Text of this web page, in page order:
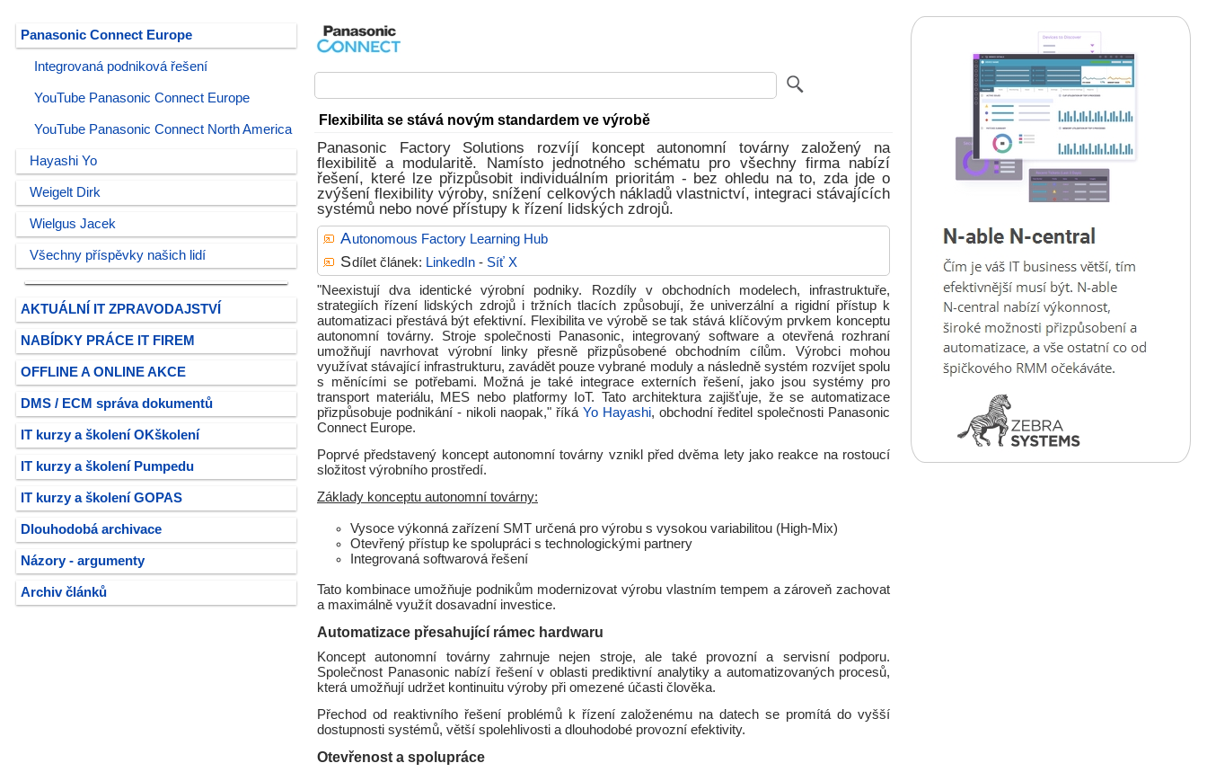
Panasonic Connect Europe
Integrovaná podniková řešení
YouTube Panasonic Connect Europe
YouTube Panasonic Connect North America
Hayashi Yo
Weigelt Dirk
Wielgus Jacek
Všechny příspěvky našich lidí
AKTUÁLNÍ IT ZPRAVODAJSTVÍ
NABÍDKY PRÁCE IT FIREM
OFFLINE A ONLINE AKCE
DMS / ECM správa dokumentů
IT kurzy a školení OKškolení
IT kurzy a školení Pumpedu
IT kurzy a školení GOPAS
Dlouhodobá archivace
Názory - argumenty
Archiv článků
Flexibilita se stává novým standardem ve výrobě
Panasonic Factory Solutions rozvíjí koncept autonomní továrny založený na
flexibilitě a modularitě. Namísto jednotného schématu pro všechny firma nabízí
řešení, které lze přizpůsobit individuálním prioritám - bez ohledu na to, zda jde o
zvýšení flexibility výroby, snížení celkových nákladů vlastnictví, integraci stávajících
systémů nebo nové přístupy k řízení lidských zdrojů.
Autonomous Factory Learning Hub
Sdílet článek: LinkedIn- Síť X
"Neexistují dva identické výrobní podniky. Rozdíly v obchodních modelech, infrastruktuře,
strategiích řízení lidských zdrojů i tržních tlacích způsobují, že univerzální a rigidní přístup k
automatizaci přestává být efektivní. Flexibilita ve výrobě se tak stává klíčovým prvkem konceptu
autonomní továrny. Stroje společnosti Panasonic, integrovaný software a otevřená rozhraní
umožňují navrhovat výrobní linky přesně přizpůsobené obchodním cílům. Výrobci mohou
využívat stávající infrastrukturu, zavádět pouze vybrané moduly a následně systém rozvíjet spolu
s měnícími se potřebami. Možná je také integrace externích řešení, jako jsou systémy pro
transport materiálu, MES nebo platformy IoT. Tato architektura zajišťuje, že se automatizace
přizpůsobuje podnikání - nikoli naopak," říká Yo Hayashi, obchodní ředitel společnosti Panasonic
Connect Europe.
Poprvé představený koncept autonomní továrny vznikl před dvěma lety jako reakce na rostoucí
složitost výrobního prostředí.
Základy konceptu autonomní továrny:
Vysoce výkonná zařízení SMT určená pro výrobu s vysokou variabilitou (High-Mix)
Otevřený přístup ke spolupráci s technologickými partnery
Integrovaná softwarová řešení
Tato kombinace umožňuje podnikům modernizovat výrobu vlastním tempem a zároveň zachovat
a maximálně využít dosavadní investice.
Automatizace přesahující rámec hardwaru
Koncept autonomní továrny zahrnuje nejen stroje, ale také provozní a servisní podporu.
Společnost Panasonic nabízí řešení v oblasti prediktivní analytiky a automatizovaných procesů,
která umožňují udržet kontinuitu výroby při omezené účasti člověka.
Přechod od reaktivního řešení problémů k řízení založenému na datech se promítá do vyšší
dostupnosti systémů, větší spolehlivosti a dlouhodobé provozní efektivity.
Otevřenost a spolupráce